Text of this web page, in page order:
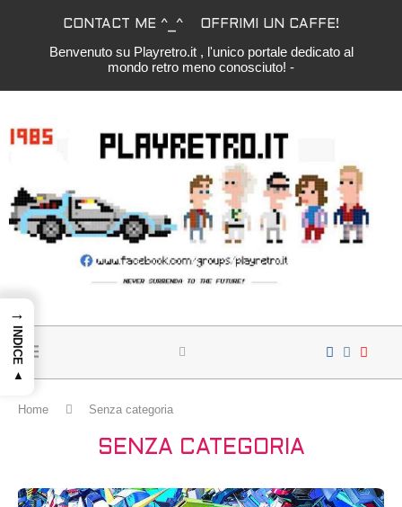
CONTACT ME ^_^ OFFRIMI UN CAFFE!
Benvenuto su Playretro.it , l'unico portale dedicato al
mondo retro meno conosciuto! -
Home Senza categoria
SENZA CATEGORIA
→
INDICE ▲